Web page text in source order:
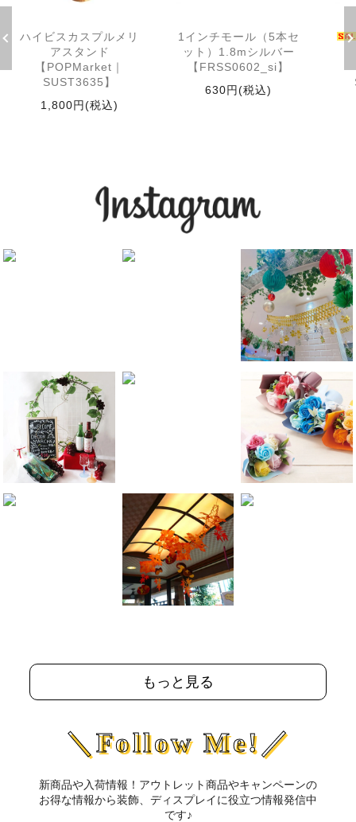
ハイビスカスプルメリ
アスタンド
【POPMarket｜
SUST3635】
1,800円(税込)
1インチモール（5本セ
ット）1.8mシルバー
【FRSS0602_si】
630円(税込)
もっと見る
＼Follow Me!／
新商品や入荷情報！アウトレット商品やキャンペーンの
お得な情報から装飾、ディスプレイに役立つ情報発信中
です♪